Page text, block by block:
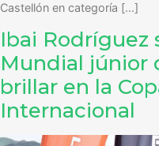
Castellón en categoría […]
Ibai Rodríguez
Mundial júnior
brillar en la
Internacional